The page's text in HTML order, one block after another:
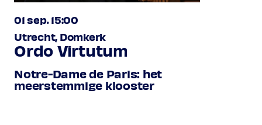
01 sep. 15:00
Utrecht, Domkerk
Ordo Virtutum
Notre-Dame de Paris: het
meerstemmige klooster